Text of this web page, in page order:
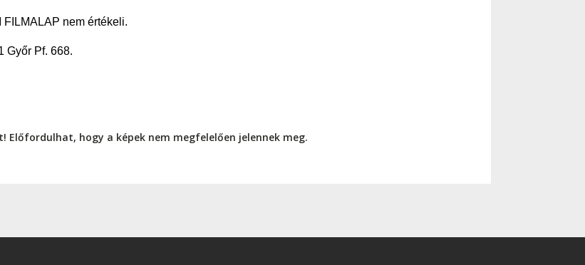
nem értékeli.
Győr Pf. 668.
Előfordulhat, hogy a képek nem megfelelően jelennek meg.